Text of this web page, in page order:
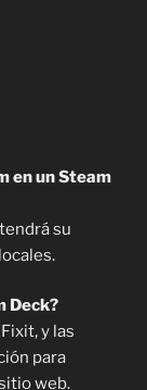
en un Steam
su
Deck?
y las
para
web.